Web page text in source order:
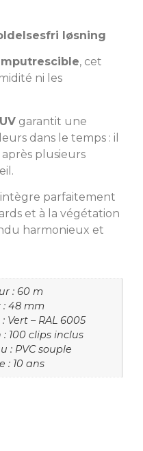
løsning
, cet
ni les
garantit une
dans le temps : il
plusieurs
parfaitement
et à la végétation
harmonieux et
: 60 m
: 48 mm
Vert – RAL 6005
100 clips inclus
: PVC souple
: 10 ans